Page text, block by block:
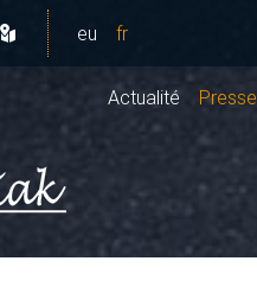
eu fr
Actualité Presse